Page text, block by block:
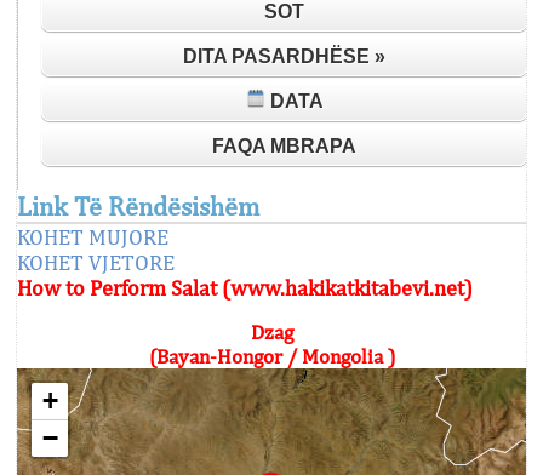
SOT
DITA PASARDHËSE »
DATA
FAQA MBRAPA
Link Të Rëndësishëm
KOHET MUJORE
KOHET VJETORE
How to Perform Salat (www.hakikatkitabevi.net)
Dzag
(Bayan-Hongor / Mongolia )
+
−